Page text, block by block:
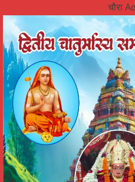
चौरा